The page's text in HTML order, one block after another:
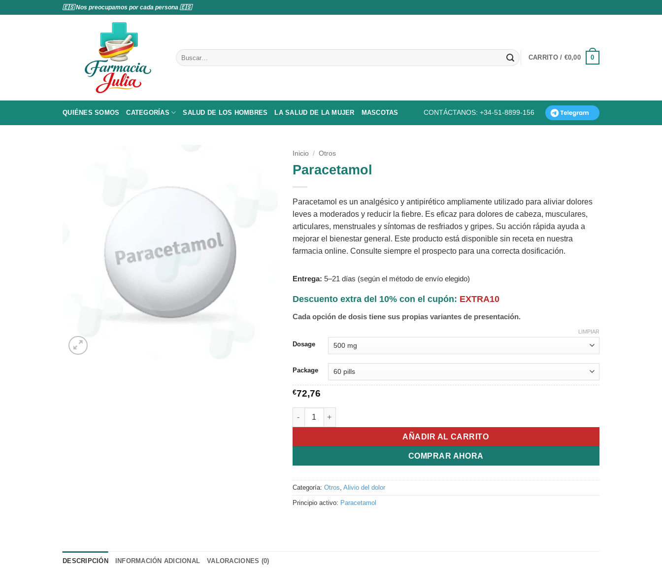
🇪🇸 Nos preocupamos por cada persona 🇪🇸
Buscar
por:
CARRITO / €0,00 0
QUIÉNES SOMOS CATEGORÍAS SALUD DE LOS HOMBRES LA SALUD DE LA MUJER MASCOTAS CONTÁCTANOS: +34-51-8899-156
Inicio / Otros
Paracetamol
Paracetamol es un analgésico y antipirético ampliamente utilizado para aliviar dolores
leves a moderados y reducir la fiebre. Es eficaz para dolores de cabeza, musculares,
articulares, menstruales y síntomas de resfriados y gripes. Su acción rápida ayuda a
mejorar el bienestar general. Este producto está disponible sin receta en nuestra
farmacia online. Consulte siempre el prospecto para una correcta dosificación.
Entrega: 5–21 días (según el método de envío elegido)
Descuento extra del 10% con el cupón: EXTRA10
Cada opción de dosis tiene sus propias variantes de presentación.
Dosage
Package
LIMPIAR
€72,76
Paracetamol cantidad
AÑADIR AL CARRITO
COMPRAR AHORA
Categoría: Otros Alivio del dolor
Principio activo: Paracetamol
DESCRIPCIÓN INFORMACIÓN ADICIONAL VALORACIONES (0)